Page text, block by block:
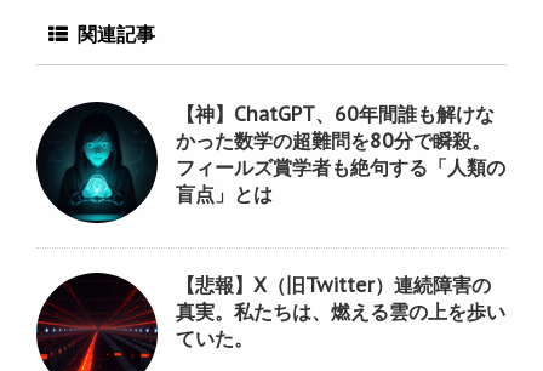
関連記事
【神】ChatGPT、60年間誰も解けな
かった数学の超難問を80分で瞬殺。
フィールズ賞学者も絶句する「人類の
盲点」とは
【悲報】X（旧Twitter）連続障害の
真実。私たちは、燃える雲の上を歩い
ていた。